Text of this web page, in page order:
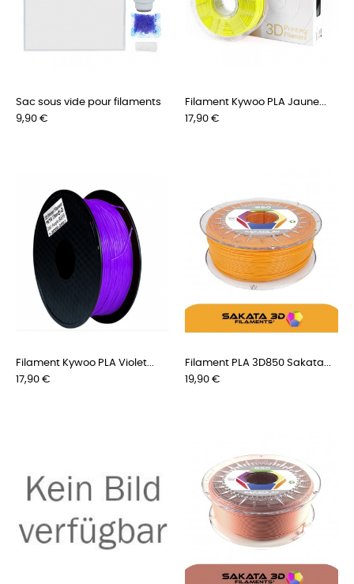
Sac sous vide pour filaments
Preis
9,90 €
Filament Kywoo PLA Jaune...
Preis
17,90 €
Filament Kywoo PLA Violet...
Preis
17,90 €
Filament PLA 3D850 Sakata...
Preis
19,90 €